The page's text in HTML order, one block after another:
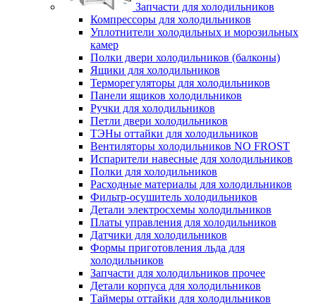
Запчасти для холодильников
Компрессоры для холодильников
Уплотнители холодильных и морозильных
камер
Полки двери холодильников (балконы)
Ящики для холодильников
Терморегуляторы для холодильников
Панели ящиков холодильников
Ручки для холодильников
Петли двери холодильников
ТЭНы оттайки для холодильников
Вентиляторы холодильников NO FROST
Испарители навесные для холодильников
Полки для холодильников
Расходные материалы для холодильников
Фильтр-осушитель холодильников
Детали электросхемы холодильников
Платы управления для холодильников
Датчики для холодильников
Формы приготовления льда для
холодильников
Запчасти для холодильников прочее
Детали корпуса для холодильников
Таймеры оттайки для холодильников